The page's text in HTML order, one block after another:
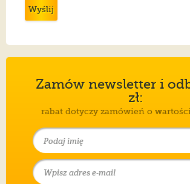
Wyślij
Zamów newsletter i
zł:
rabat dotyczy zamówień o wartości